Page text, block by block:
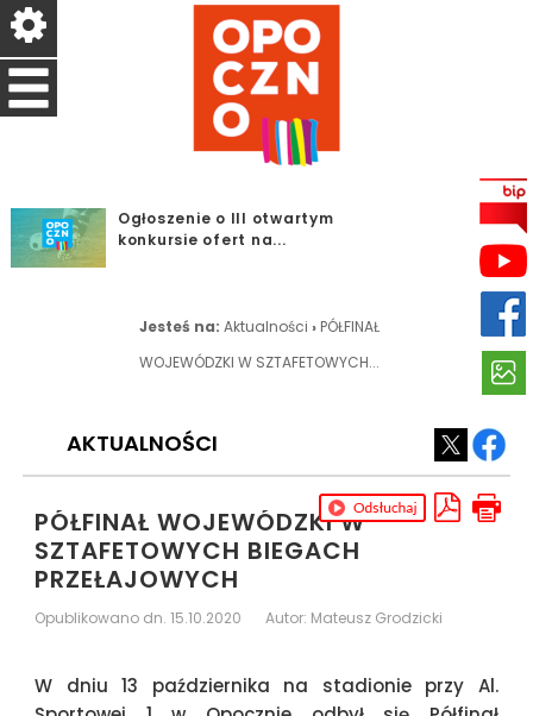
Ogłoszenie o III otwartym
konkursie ofert na...
PSZOK w...
Orlikowa Liga Sportowa -
Program Aktywny Orlik
Warszawskim – 1 sierpnia...
SPARTAKIADA SENIORÓW -
PROGRAM AKTYWNY ORLIK
Ogłoszenie o przetargu -
działki 538/27
Jesteś na:Aktualności › PÓŁFINAŁ
WOJEWÓDZKI W SZTAFETOWYCH...
AKTUALNOŚCI
PÓŁFINAŁ WOJEWÓDZKI W
SZTAFETOWYCH BIEGACH
PRZEŁAJOWYCH
Opublikowano dn. 15.10.2020 Autor: Mateusz Grodzicki
W dniu 13 października na stadionie przy Al.